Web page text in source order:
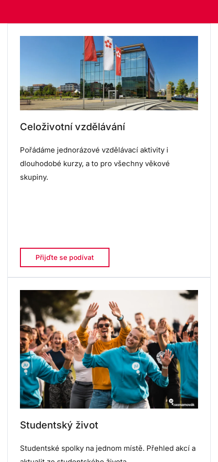
Celoživotní vzdělávání
Pořádáme jednorázové vzdělávací aktivity i
dlouhodobé kurzy, a to pro všechny věkové
skupiny.
Přijďte se podívat
Studentský život
Studentské spolky na jednom místě. Přehled akcí a